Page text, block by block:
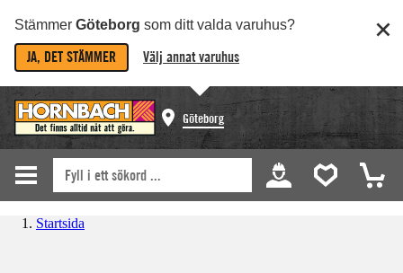
Stämmer Göteborg som ditt valda varuhus?
JA, DET STÄMMER Välj annat varuhus
Göteborg
Startsida